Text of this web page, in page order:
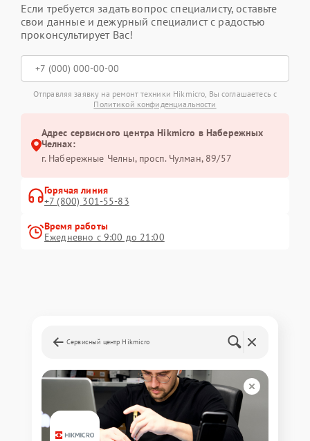
Если требуется задать вопрос специалисту, оставьте
свои данные и дежурный специалист с радостью
проконсультирует Вас!
Отправляя заявку на ремонт техники Hikmicro, Вы соглашаетесь с
Политикой конфиденциальности
Адрес сервисного центра Hikmicro в Набережных
Челнах:
г. Набережные Челны, просп. Чулман, 89/57
Горячая линия
+7 (800) 301-55-83
Время работы
Ежедневно с 9:00 до 21:00
Сервисный центр Hikmicro